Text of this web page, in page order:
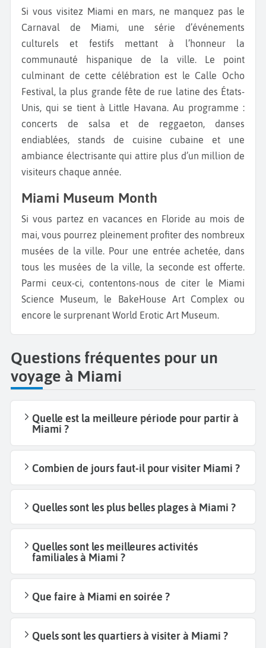
Si vous visitez Miami en mars, ne manquez pas le
Carnaval de Miami, une série d’événements
culturels et festifs mettant à l’honneur la
communauté hispanique de la ville. Le point
culminant de cette célébration est le Calle Ocho
Festival, la plus grande fête de rue latine des États-
Unis, qui se tient à Little Havana. Au programme :
concerts de salsa et de reggaeton, danses
endiablées, stands de cuisine cubaine et une
ambiance électrisante qui attire plus d’un million de
visiteurs chaque année.
Miami Museum Month
Si vous partez en vacances en Floride au mois de
mai, vous pourrez pleinement profiter des nombreux
musées de la ville. Pour une entrée achetée, dans
tous les musées de la ville, la seconde est offerte.
Parmi ceux-ci, contentons-nous de citer le Miami
Science Museum, le BakeHouse Art Complex ou
encore le surprenant World Erotic Art Museum.
Questions fréquentes pour un
voyage à Miami
Quelle est la meilleure période pour partir à
Miami ?
Combien de jours faut-il pour visiter Miami ?
Quelles sont les plus belles plages à Miami ?
Quelles sont les meilleures activités
familiales à Miami ?
Que faire à Miami en soirée ?
Quels sont les quartiers à visiter à Miami ?